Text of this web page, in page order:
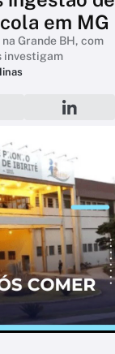
em MG
Grande BH, com
investigam